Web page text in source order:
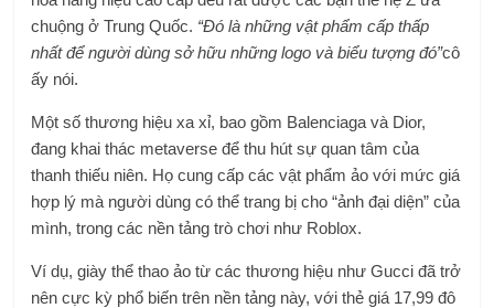
chuộng ở Trung Quốc. “Đó là những vật phẩm cấp thấp
nhất để người dùng sở hữu những logo và biểu tượng đó”cô
ấy nói.
Một số thương hiệu xa xỉ, bao gồm Balenciaga và Dior,
đang khai thác metaverse để thu hút sự quan tâm của
thanh thiếu niên. Họ cung cấp các vật phẩm ảo với mức giá
hợp lý mà người dùng có thể trang bị cho “ảnh đại diện” của
mình, trong các nền tảng trò chơi như Roblox.
Ví dụ, giày thể thao ảo từ các thương hiệu như Gucci đã trở
nên cực kỳ phổ biến trên nền tảng này, với thẻ giá 17,99 đô